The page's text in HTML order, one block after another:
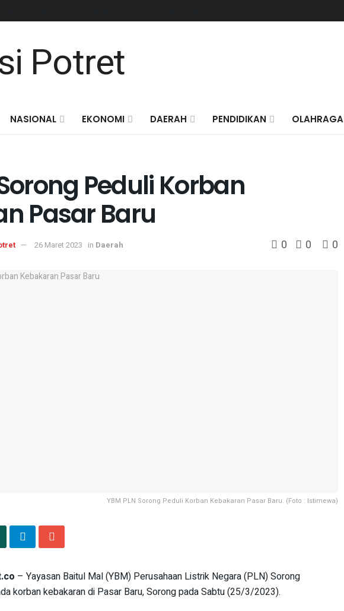
NASIONAL EKONOMI DAERAH PENDIDIKAN OLAHRAGA
Peduli Korban
Pasar Baru
26 Maret 2023 in Daerah 0 0 0
YBM PLN Sorong Peduli Korban Kebakaran Pasar Baru. (Foto : Istimewa)
– Yayasan Baitul Mal (YBM) Perusahaan Listrik Negara (PLN) Sorong
korban kebakaran di Pasar Baru, Sorong pada Sabtu (25/3/2023).